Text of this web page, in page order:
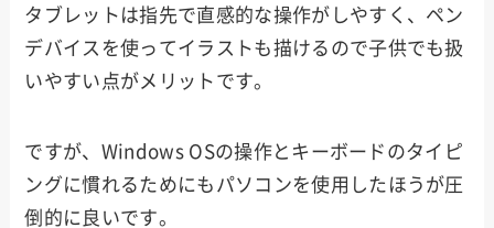
タブレットは指先で直感的な操作がしやすく、ペン
デバイスを使ってイラストも描けるので子供でも扱
いやすい点がメリットです。
ですが、Windows OSの操作とキーボードのタイピ
ングに慣れるためにもパソコンを使用したほうが圧
倒的に良いです。